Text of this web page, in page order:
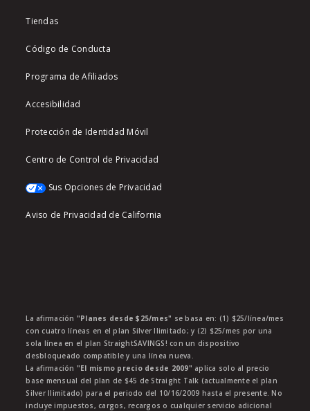
Tiendas
Código de Conducta
Programa de Afiliados
Accesibilidad
Protección de Identidad Móvil
Centro de Control de Privacidad
Sus Opciones de Privacidad
Aviso de Privacidad de California
La afirmación "Planes desde $25/mes" se basa en: (1) $25/línea/mes
con cuatro líneas en el plan Silver Ilimitado; y (2) $25/mes por una
sola línea en el plan StraightSAVINGS! con un dispositivo
desbloqueado compatible y una línea nueva.
La afirmación "El mismo precio desde 2009" aplica solo al precio
base mensual del plan de $45 de Straight Talk (actualmente el plan
Silver Ilimitado) para el periodo del 10/16/2009 hasta el presente. No
incluye impuestos, cargos, recargos o cualquier servicio adicional